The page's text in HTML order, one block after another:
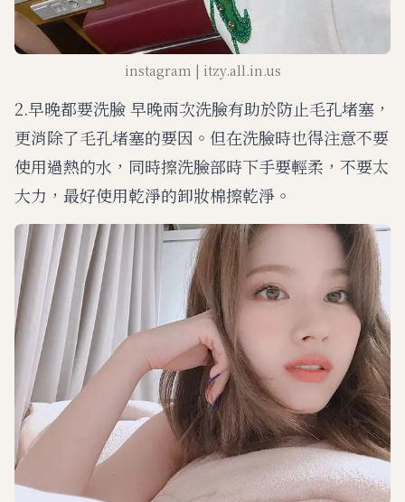
instagram | itzy.all.in.us
2.早晚都要洗臉 早晚兩次洗臉有助於防止毛孔堵塞，
更消除了毛孔堵塞的要因。但在洗臉時也得注意不要
使用過熱的水，同時擦洗臉部時下手要輕柔，不要太
大力，最好使用乾淨的卸妝棉擦乾淨。